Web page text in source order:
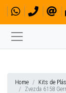
Home Kits de
Zvezda 6158